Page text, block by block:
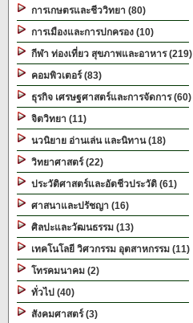
การเกษตรและชีววิทยา (80)
การเมืองและการปกครอง (10)
กีฬา ท่องเที่ยว สุขภาพและอาหาร (219)
คอมพิวเตอร์ (83)
ธุรกิจ เศรษฐศาสตร์และการจัดการ (60)
จิตวิทยา (11)
นวนิยาย อ่านเล่น และนิทาน (18)
วิทยาศาสตร์ (22)
ประวัติศาสตร์และอัตชีวประวัติ (61)
ศาสนาและปรัชญา (16)
ศิลปะและวัฒนธรรม (13)
เทคโนโลยี วิศวกรรม อุตสาหกรรม (11)
โทรคมนาคม (2)
ทั่วไป (40)
สังคมศาสตร์ (3)